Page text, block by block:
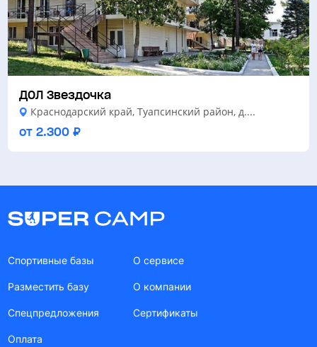
ДОЛ Звездочка
Краснодарский край, Туапсинский район, д....
от 2.300 ₽
Спортивные базы
Разместить базу
Спецпредложения
Оплата
О сервисе
О компании
Сертификаты